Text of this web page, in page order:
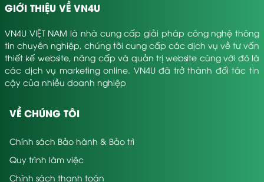
Đặc Điểm Quan Trọng Của Website Khách Sạn
hoặc các nền tảng mở rộng như WordPress cũng phải
đảm bảo tốc độ tải nhanh, giao diện web khách sạn
chatbox tư vấn, hay phần đánh giá khách hàng giúp
tăng uy tín.
GIỚI THIỆU VỀ VN4U
VN4U VIỆT NAM là nhà cung cấp giải pháp công nghệ thông
tin chuyên nghiệp, chúng tôi cung cấp các dịch vụ về tư vấn
thiết kế website, nâng cấp và quản trị website cùng với đó là
các dịch vụ marketing online. VN4U đã trở thành đối tác tin
cậy của nhiều doanh nghiệp
VỀ CHÚNG TÔI
Chính sách Bảo hành & Bảo trì
Quy trình làm việc
Chính sách thanh toán